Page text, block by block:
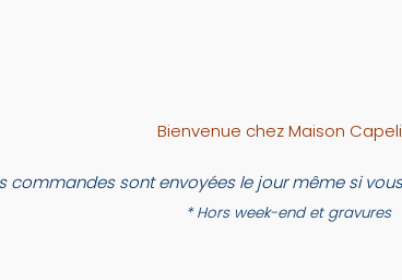
Bienvenue chez Maison
commandes sont envoyées le jour même si
* Hors week-end et gravures